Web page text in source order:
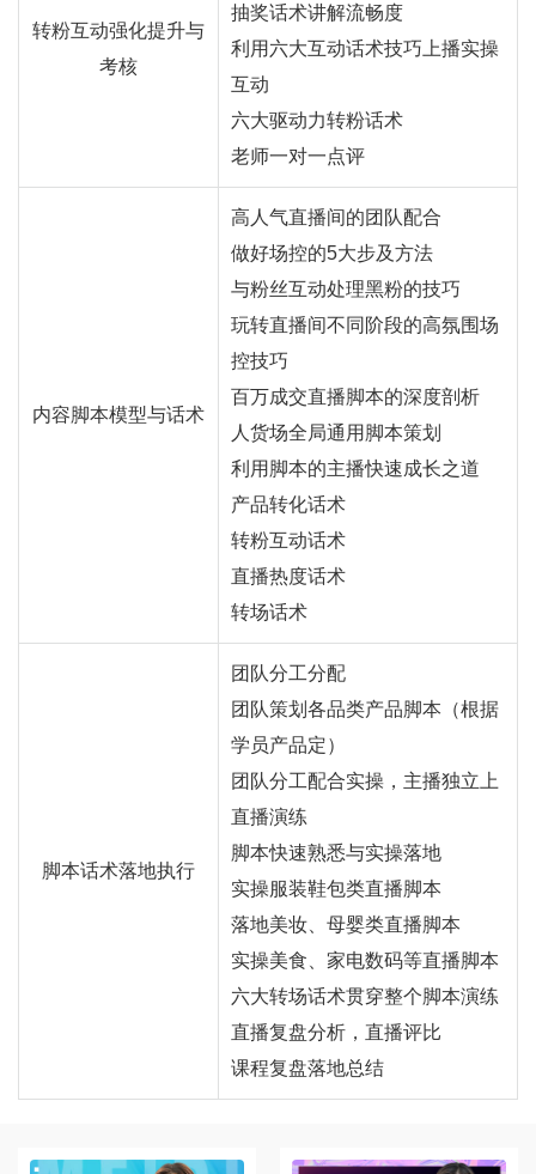
转粉互动强化提升与
考核
抽奖话术讲解流畅度
利用六大互动话术技巧上播实操
互动
六大驱动力转粉话术
老师一对一点评
内容脚本模型与话术
高人气直播间的团队配合
做好场控的5大步及方法
与粉丝互动处理黑粉的技巧
玩转直播间不同阶段的高氛围场
控技巧
百万成交直播脚本的深度剖析
人货场全局通用脚本策划
利用脚本的主播快速成长之道
产品转化话术
转粉互动话术
直播热度话术
转场话术
脚本话术落地执行
团队分工分配
团队策划各品类产品脚本（根据
学员产品定）
团队分工配合实操，主播独立上
直播演练
脚本快速熟悉与实操落地
实操服装鞋包类直播脚本
落地美妆、母婴类直播脚本
实操美食、家电数码等直播脚本
六大转场话术贯穿整个脚本演练
直播复盘分析，直播评比
课程复盘落地总结